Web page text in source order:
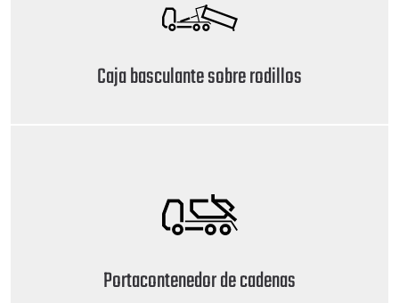
Caja basculante sobre rodillos
Portacontenedor de cadenas